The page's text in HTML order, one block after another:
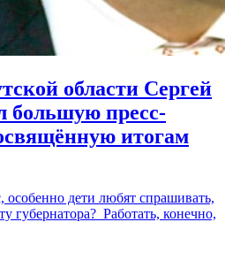
области Сергей
большую пресс-
итогам
особенно дети любят спрашивать,
губернатора? Работать, конечно,